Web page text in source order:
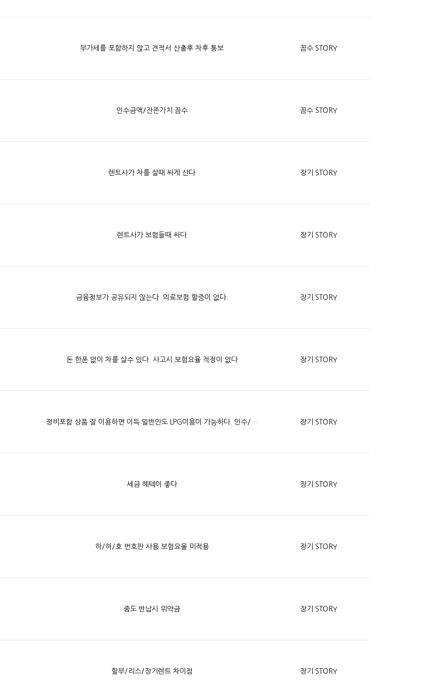
부가세를 포함하지 않고 견적서 산출후 차후 통보 꼼수 STORY
인수금액/잔존가치 꼼수 꼼수 STORY
렌트사가 차를 살때 싸게 산다 장기 STORY
렌트사가 보험들때 싸다 장기 STORY
금융정보가 공유되지 않는다. 의료보험 할증이 없다. 장기 STORY
돈 한푼 없이 차를 살수 있다. 사고시 보험요율 적정이 없다 장기 STORY
정비포함 상품 잘 이용하면 이득 일반인도 LPG이용이 가능하다. 인수/반납이 자유롭다 장기 STORY
세금 혜택이 좋다 장기 STORY
하/허/호 번호판 사용 보험요율 미적용 장기 STORY
중도 반납시 위약금 장기 STORY
할부/리스/장기렌트 차이점 장기 STORY